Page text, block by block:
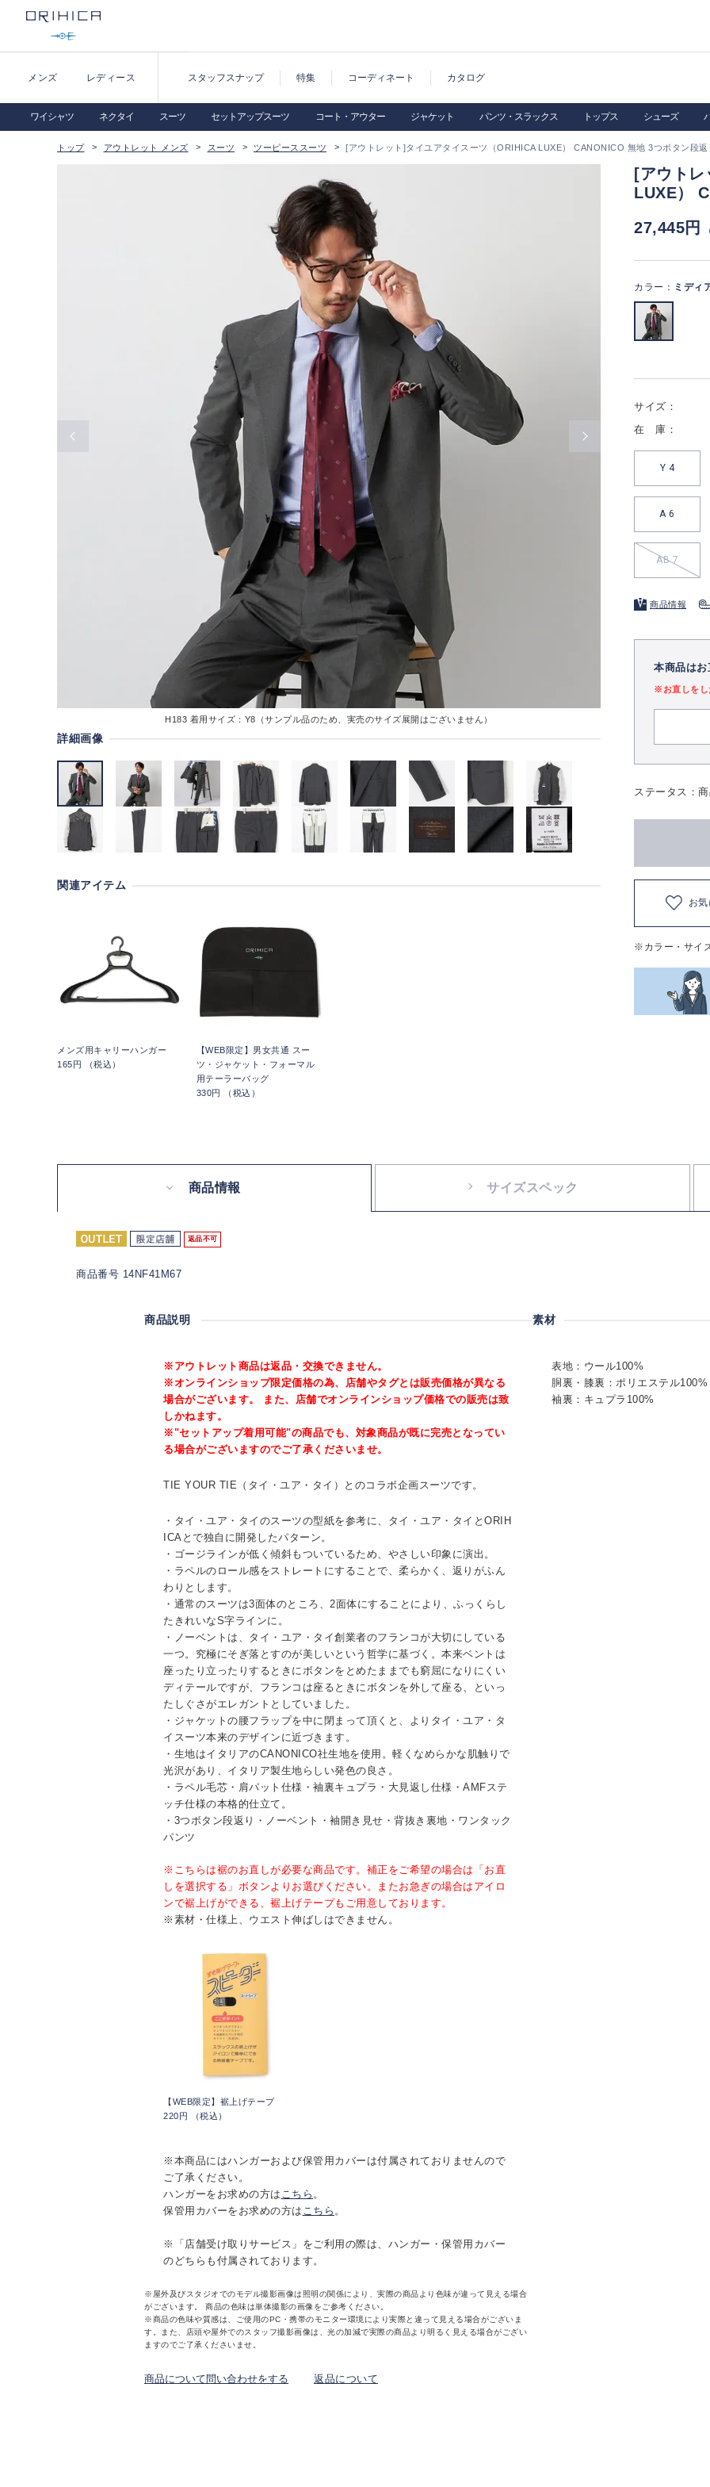
メンズ レディース スタッフスナップ 特集 コーディネート カタログ
ワイシャツ ネクタイ スーツ セットアップスーツ コート・アウター ジャケット パンツ・スラックス トップス シューズ
トップ アウトレット メンズ スーツ ツーピーススーツ [アウトレット]タイユアタイスーツ（ORIHICA LUXE） CANONICO 無地 3つボタン段返
H183 着用サイズ：Y8（サンプル品のため、実売のサイズ展開はございません）
詳細画像
関連アイテム
メンズ用キャリーハンガー
165円 （税込）
【WEB限定】男女共通 スー
ツ・ジャケット・フォーマル
用テーラーバッグ
330円 （税込）
[アウト
LUXE）
27,445円
カラー： ミディ
サイズ：
在 庫：
Y 4
A 6
AB 7
商品情報
本商品は
※お直しをし
ステータス：
お
※カラー・サイ
商品情報 サイズスペック
返品不可
商品番号 14NF41M67
商品説明
※アウトレット商品は返品・交換できません。
※オンラインショップ限定価格の為、店舗やタグとは販売価格が異なる
場合がございます。 また、店舗でオンラインショップ価格での販売は致
しかねます。
※"セットアップ着用可能"の商品でも、対象商品が既に完売となってい
る場合がございますのでご了承くださいませ。
TIE YOUR TIE（タイ・ユア・タイ）とのコラボ企画スーツです。
・タイ・ユア・タイのスーツの型紙を参考に、タイ・ユア・タイとORIH
ICAとで独自に開発したパターン。
・ゴージラインが低く傾斜もついているため、やさしい印象に演出。
・ラペルのロール感をストレートにすることで、柔らかく、返りがふん
わりとします。
・通常のスーツは3面体のところ、2面体にすることにより、ふっくらし
たきれいなS字ラインに。
・ノーベントは、タイ・ユア・タイ創業者のフランコが大切にしている
一つ。究極にそぎ落とすのが美しいという哲学に基づく。本来ベントは
座ったり立ったりするときにボタンをとめたままでも窮屈になりにくい
ディテールですが、フランコは座るときにボタンを外して座る、といっ
たしぐさがエレガントとしていました。
・ジャケットの腰フラップを中に閉まって頂くと、よりタイ・ユア・タ
イスーツ本来のデザインに近づきます。
・生地はイタリアのCANONICO社生地を使用。軽くなめらかな肌触りで
光沢があり、イタリア製生地らしい発色の良さ。
・ラペル毛芯・肩パット仕様・袖裏キュプラ・大見返し仕様・AMFステ
ッチ仕様の本格的仕立て。
・3つボタン段返り・ノーベント・袖開き見せ・背抜き裏地・ワンタック
パンツ
※こちらは裾のお直しが必要な商品です。補正をご希望の場合は「お直
しを選択する」ボタンよりお選びください。またお急ぎの場合はアイロ
ンで裾上げができる、裾上げテープもご用意しております。
※素材・仕様上、ウエスト伸ばしはできません。
【WEB限定】裾上げテープ
220円 （税込）
※本商品にはハンガーおよび保管用カバーは付属されておりませんので
ご了承ください。
ハンガーをお求めの方は こちら 。
保管用カバーをお求めの方は こちら 。
※「店舗受け取りサービス」をご利用の際は、ハンガー・保管用カバー
のどちらも付属されております。
※屋外及びスタジオでのモデル撮影画像は照明の関係により、実際の商品より色味が違って見える場合
がございます。 商品の色味は単体撮影の画像をご参考ください。
※商品の色味や質感は、ご使用のPC・携帯のモニター環境により実際と違って見える場合がございま
す。また、店頭や屋外でのスタッフ撮影画像は、光の加減で実際の商品より明るく見える場合がござい
ますのでご了承くださいませ。
商品について問い合わせをする 返品について
素材
表地：ウール100%
胴裏・膝裏：ポリエステル100%
袖裏：キュプラ100%